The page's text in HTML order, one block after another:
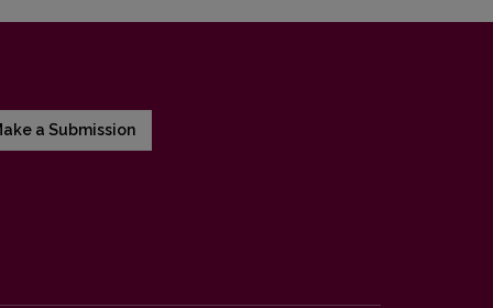
a Submission